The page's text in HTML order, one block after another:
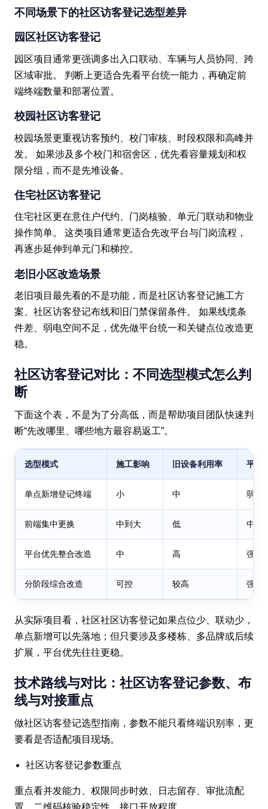
不同场景下的社区访客登记选型差异
园区社区访客登记
园区项目通常更强调多出入口联动、车辆与人员协同、跨
区域审批。 判断上更适合先看平台统一能力，再确定前
端终端数量和部署位置。
校园社区访客登记
校园场景更重视访客预约、校门审核、时段权限和高峰并
发。 如果涉及多个校门和宿舍区，优先看容量规划和权
限分组，而不是先堆设备。
住宅社区访客登记
住宅社区更在意住户代约、门岗核验、单元门联动和物业
操作简单。 这类项目通常更适合先改平台与门岗流程，
再逐步延伸到单元门和梯控。
老旧小区改造场景
老旧项目最先看的不是功能，而是社区访客登记施工方
案、社区访客登记布线和旧门禁保留条件。 如果线缆条
件差、弱电空间不足，优先做平台统一和关键点位改造更
稳。
社区访客登记对比：不同选型模式怎么判
断
下面这个表，不是为了分高低，而是帮助项目团队快速判
断“先改哪里、哪些地方最容易返工”。
选型模式 施工影响 旧设备利用率 平台
单点新增登记终端 小 中 弱，
前端集中更换 中到大 低 中，
平台优先整合改造 中 高 强，
分阶段综合改造 可控 较高 强，
从实际项目看，社区社区访客登记如果点位少、联动少，
单点新增可以先落地；但只要涉及多楼栋、多品牌或后续
扩展，平台优先往往更稳。
技术路线与对比：社区访客登记参数、布
线与对接重点
做社区访客登记选型指南，参数不能只看终端识别率，更
要看是否适配项目现场。
社区访客登记参数重点
重点看并发能力、权限同步时效、日志留存、审批流配